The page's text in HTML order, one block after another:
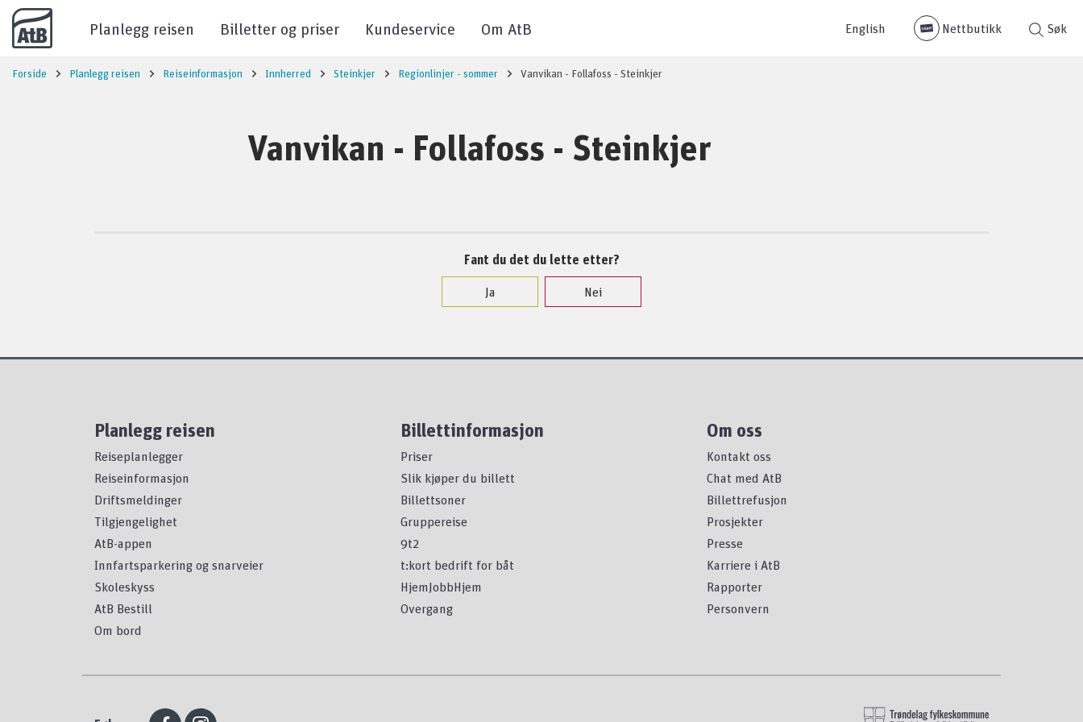
Til innhold
Planlegg reisen Billetter og priser Kundeservice Om AtB English Nettbutikk Søk
Forside Planlegg reisen Reiseinformasjon Innherred Steinkjer Regionlinjer - sommer Vanvikan - Follafoss - Steinkjer
Vanvikan - Follafoss - Steinkjer
Fant du det du lette etter?
Ja
Nei
Planlegg reisen
Reiseplanlegger
Reiseinformasjon
Driftsmeldinger
Tilgjengelighet
AtB-appen
Innfartsparkering og snarveier
Skoleskyss
AtB Bestill
Om bord
Billettinformasjon
Priser
Slik kjøper du billett
Billettsoner
Gruppereise
9t2
t:kort bedrift for båt
HjemJobbHjem
Overgang
Om oss
Kontakt oss
Chat med AtB
Billettrefusjon
Prosjekter
Presse
Karriere i AtB
Rapporter
Personvern